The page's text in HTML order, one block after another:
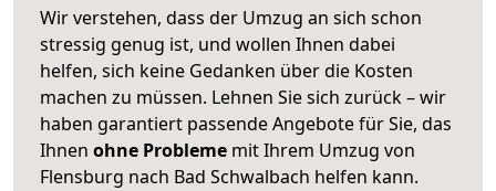
Wir verstehen, dass der Umzug an sich schon
stressig genug ist, und wollen Ihnen dabei
helfen, sich keine Gedanken über die Kosten
machen zu müssen. Lehnen Sie sich zurück – wir
haben garantiert passende Angebote für Sie, das
Ihnen ohne Probleme mit Ihrem Umzug von
Flensburg nach Bad Schwalbach helfen kann.